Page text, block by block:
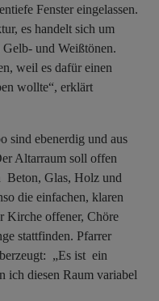
Fenster eingelassen.
es handelt sich um
und Weißtönen.
weil es dafür einen
wollte“, erklärt
sind ebenerdig und aus
Altarraum soll offen
Beton, Glas, Holz und
die einfachen, klaren
Kirche offener, Chöre
stattfinden. Pfarrer
„Es ist ein
ich diesen Raum variabel